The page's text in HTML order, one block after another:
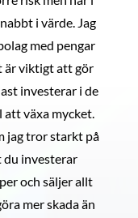
i värde. Jag
med pengar
är viktigt att gör
investerar i de
att växa mycket.
jag tror starkt på
du investerar
och säljer allt
mer skada än